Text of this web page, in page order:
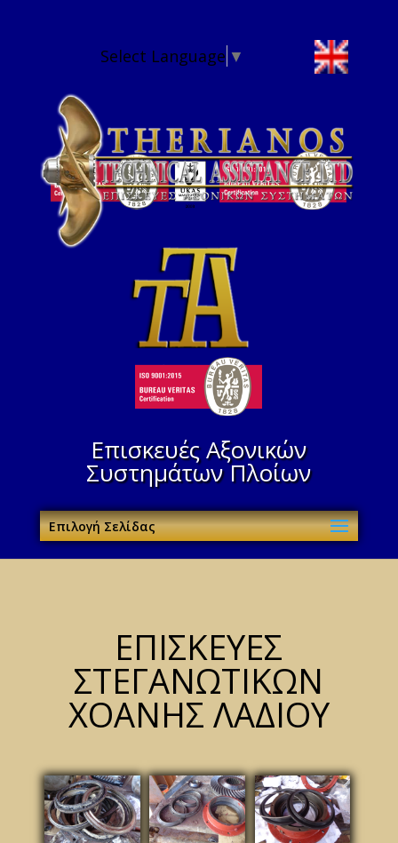
Select Language ▼
Επισκευές Αξονικών
Συστημάτων Πλοίων
Επιλογή Σελίδας
ΕΠΙΣΚΕΥΕΣ
ΣΤΕΓΑΝΩΤΙΚΩΝ
ΧΟΑΝΗΣ ΛΑΔΙΟΥ